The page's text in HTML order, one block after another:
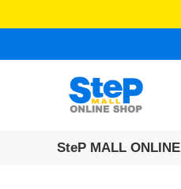
SteP MALL ONLINE